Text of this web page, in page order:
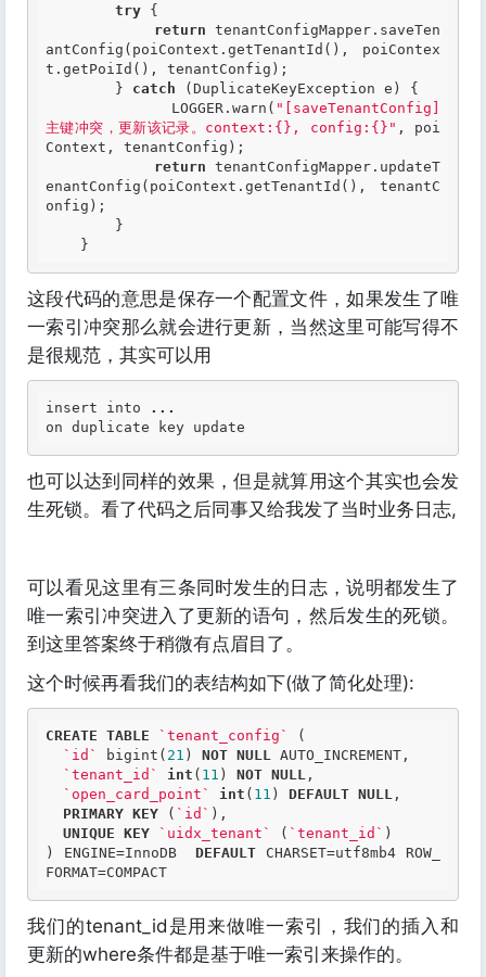
try {
return tenantConfigMapper.saveTen
antConfig(poiContext.getTenantId(), poiContex
t.getPoiId(), tenantConfig);
        }
catch (DuplicateKeyException e) {
            LOGGER.warn(
"[saveTenantConfig]
主键冲突，更新该记录。context:{}, config:{}" , poi
Context, tenantConfig);
return tenantConfigMapper.updateT
enantConfig(poiContext.getTenantId(), tenantC
onfig);
这段代码的意思是保存一个配置文件，如果发生了唯
一索引冲突那么就会进行更新，当然这里可能写得不
是很规范，其实可以用
insert into
...
也可以达到同样的效果，但是就算用这个其实也会发
生死锁。看了代码之后同事又给我发了当时业务日志,
可以看见这里有三条同时发生的日志，说明都发生了
唯一索引冲突进入了更新的语句，然后发生的死锁。
到这里答案终于稍微有点眉目了。
这个时候再看我们的表结构如下(做了简化处理):
CREATE TABLE `tenant_config`
(
`id`
bigint( 21 ) NOT NULL AUTO_INCREMENT,
`tenant_id`
int ( 11 ) NOT NULL ,
`open_card_point`
int ( 11 ) DEFAULT NULL ,
PRIMARY KEY ( `id` ),
UNIQUE KEY `uidx_tenant` ( `tenant_id` )
) ENGINE=InnoDB DEFAULT CHARSET=utf8mb4 ROW_
我们的tenant_id是用来做唯一索引，我们的插入和
更新的where条件都是基于唯一索引来操作的。